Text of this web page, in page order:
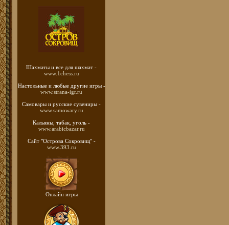
Шахматы и все для шахмат -
www.1chess.ru
Настольные и любые другие игры -
www.strana-igr.ru
Самовары и русские сувениры -
www.samowary.ru
Кальяны, табак, уголь -
www.arabicbazar.ru
Сайт "Острова Сокровищ" -
www.393.ru
Онлайн игры